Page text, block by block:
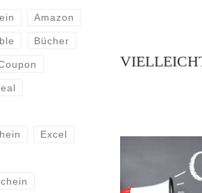
Amazon
Bücher
Excel